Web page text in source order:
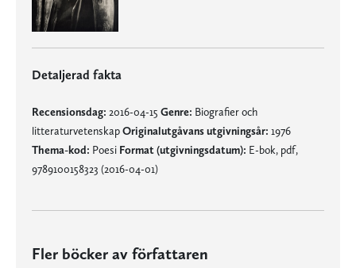
Detaljerad fakta
Recensionsdag: 2016-04-15 Genre: Biografier och
litteraturvetenskapOriginalutgåvans utgivningsår: 1976
Thema-kod: Poesi Format (utgivningsdatum): E-bok, pdf,
9789100158323 (2016-04-01)
Fler böcker av författaren